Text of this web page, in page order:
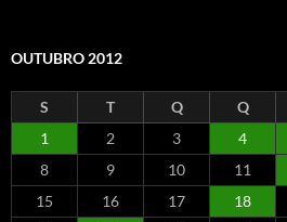
OUTUBRO 2012
S T Q Q
1
2 3 4
8
9 10 11
15
16 17 18